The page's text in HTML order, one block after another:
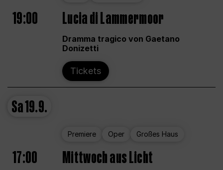
19:00 Lucia di Lammermoor
Dramma tragico von Gaetano
Donizetti
Tickets
Sa19.9.
Premiere Oper Großes Haus
17:00 Mittwoch aus Licht